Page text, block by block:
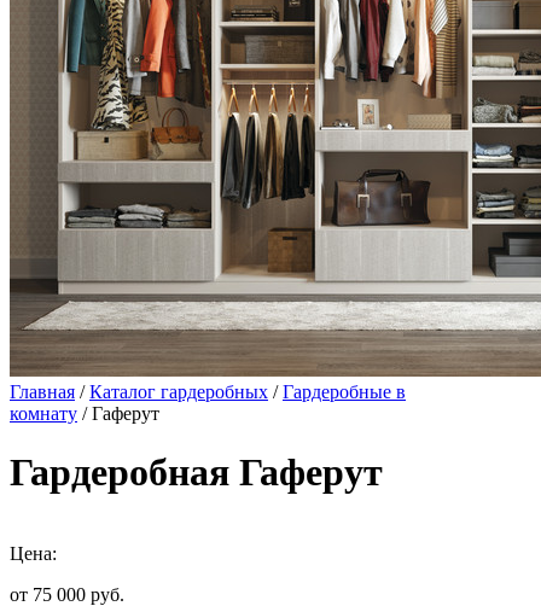
Главная /Каталог гардеробных /Гардеробные в
комнату / Гаферут
Гардеробная Гаферут
Цена:
от 75 000 руб.